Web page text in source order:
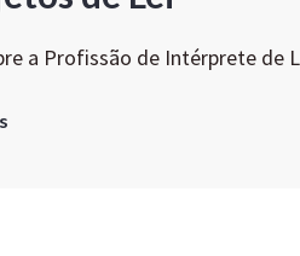
a Profissão de Intérprete de